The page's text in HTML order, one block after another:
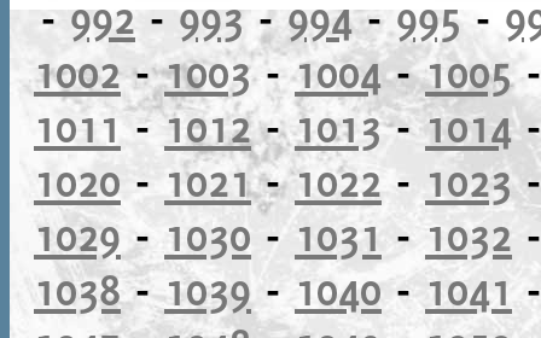
-992-993-994-995-
1002-1003-1004-1005
1011-1012-1013-1014
1020 - 1021-1022 - 1023
1029 - 1030 - 1031 - 1032
1038-1039- 1040- 1041